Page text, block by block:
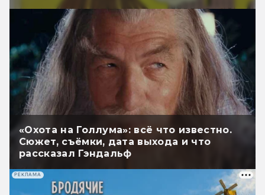
«Охота на Голлума»: всё что известно.
Сюжет, съёмки, дата выхода и что
рассказал Гэндальф
РЕКЛАМА